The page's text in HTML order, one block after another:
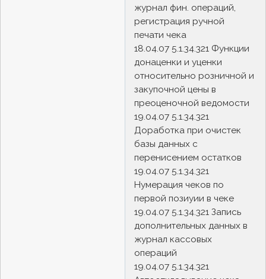
журнал фин. операций,
регистрация ручной
печати чека
18.04.07 5.1.34.321 Функции
донаценки и уценки
относительно розничной и
закупочной цены в
преоценочной ведомости
19.04.07 5.1.34.321
Доработка при очистек
базы данных с
перенисением остатков
19.04.07 5.1.34.321
Нумерация чеков по
первой позиуии в чеке
19.04.07 5.1.34.321 Запись
дополнительных данных в
журнал кассовых
операций
19.04.07 5.1.34.321